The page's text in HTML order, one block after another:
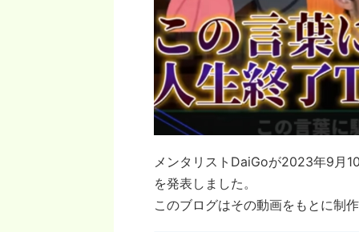
メンタリストDaiGoが2023年9月
を発表しました。
このブログはその動画をもとに制